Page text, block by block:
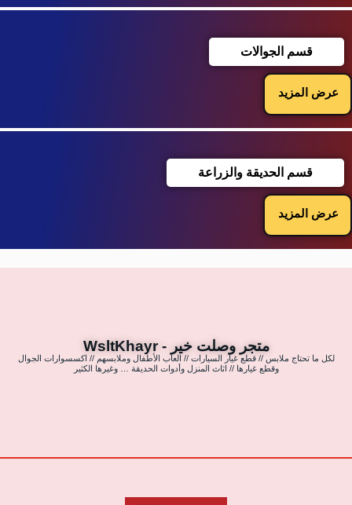
قسم الجوالات
عرض المزيد
قسم الحديقة والزراعة
عرض المزيد
متجر وصلت خير - WsltKhayr
لكل ما تحتاج ملابس // قطع غيار السيارات // العاب الأطفال وملابسهم // اكسسوارات الجوال
وقطع غيارها // اثاث المنزل وأدوات الحديقة … وغيرها الكثير